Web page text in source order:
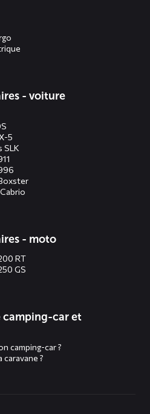
- voiture
5
SLK
- moto
RT
GS
camping-car et
camping-car ?
?